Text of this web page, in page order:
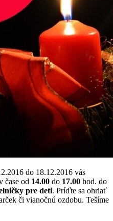
do 18.12.2016 vás
čase od 14.00 do 17.00 hod. do
pre deti. Príďte sa ohriať
či vianočnú ozdobu. Tešíme